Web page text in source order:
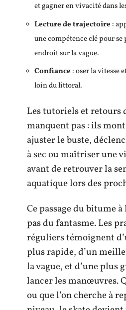
et gagner en vivacité dans
Lecture de trajectoire :
une compétence clé pour
endroit sur la vague.
Confiance : oser la vitesse
loin du littoral.
Les tutoriels et retours
manquent pas : ils
ajuster le buste,
à sec ou maîtriser une
avant de retrouver la
aquatique lors des
Ce passage du bitume à
pas du fantasme. Les
réguliers témoignent
plus rapide, d’un
la vague, et d’une plus
lancer les manœuvres.
ou que l’on cherche à